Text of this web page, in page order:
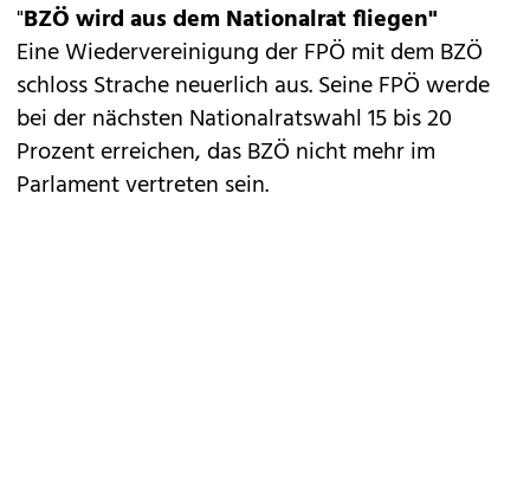
"BZÖ wird aus dem Nationalrat fliegen"
Eine Wiedervereinigung der FPÖ mit dem BZÖ
schloss Strache neuerlich aus. Seine FPÖ werde
bei der nächsten Nationalratswahl 15 bis 20
Prozent erreichen, das BZÖ nicht mehr im
Parlament vertreten sein.